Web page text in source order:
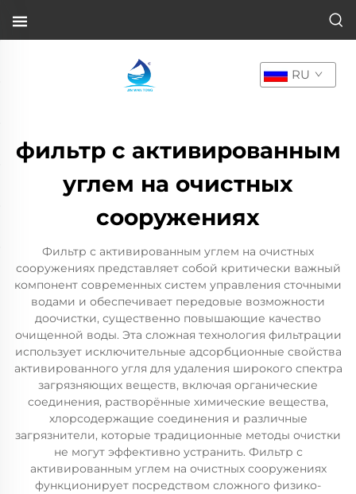
RU
фильтр с активированным
углем на очистных
сооружениях
Фильтр с активированным углем на очистных
сооружениях представляет собой критически важный
компонент современных систем управления сточными
водами и обеспечивает передовые возможности
доочистки, существенно повышающие качество
очищенной воды. Эта сложная технология фильтрации
использует исключительные адсорбционные свойства
активированного угля для удаления широкого спектра
загрязняющих веществ, включая органические
соединения, растворённые химические вещества,
хлорсодержащие соединения и различные
загрязнители, которые традиционные методы очистки
не могут эффективно устранить. Фильтр с
активированным углем на очистных сооружениях
функционирует посредством сложного физико-